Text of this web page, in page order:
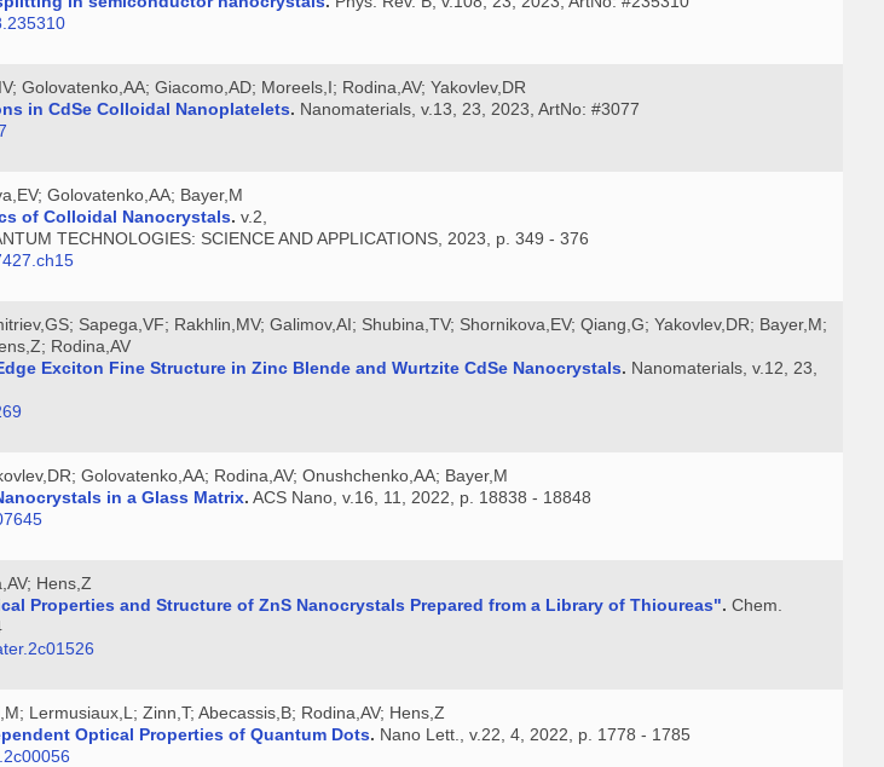
Golovatenko,AA; Giacomo,AD; Moreels,I; Rodina,AV; Yakovlev,DR
in CdSe Colloidal Nanoplatelets. Nanomaterials, v.13, 23, 2023, ArtNo: #3077
Golovatenko,AA; Bayer,M
of Colloidal Nanocrystals. v.2,
TECHNOLOGIES: SCIENCE AND APPLICATIONS, 2023, p. 349 - 376
Sapega,VF; Rakhlin,MV; Galimov,AI; Shubina,TV; Shornikova,EV; Qiang,G; Yakovlev,DR; Bayer,M;
Rodina,AV
Exciton Fine Structure in Zinc Blende and Wurtzite CdSe Nanocrystals. Nanomaterials, v.12, 23,
Golovatenko,AA; Rodina,AV; Onushchenko,AA; Bayer,M
in a Glass Matrix. ACS Nano, v.16, 11, 2022, p. 18838 - 18848
Hens,Z
Properties and Structure of ZnS Nanocrystals Prepared from a Library of Thioureas". Chem.
Lermusiaux,L; Zinn,T; Abecassis,B; Rodina,AV; Hens,Z
Optical Properties of Quantum Dots. Nano Lett., v.22, 4, 2022, p. 1778 - 1785